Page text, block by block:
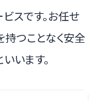
スです。お任せ
持つことなく安全
います。